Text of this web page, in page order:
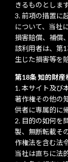
きるものとします
前項の措置に
について、当社
損害賠償、補償
該利用者は、第
生じた損害等を
第18条 知的財産
本サイト及び
著作権その他の
供者に専属的に
目的の如何を
製、無断転載そ
作権法を含む法
当社は直ちに法